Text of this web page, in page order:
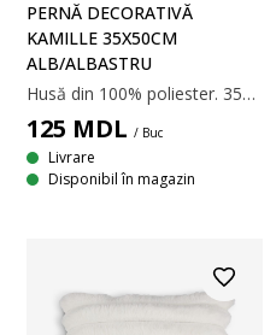
PERNĂ DECORATIVĂ
KAMILLE 35X50CM
ALB/ALBASTRU
Husă din 100% poliester. 35x50 cm
125 MDL / Buc
Livrare
Disponibil în magazin